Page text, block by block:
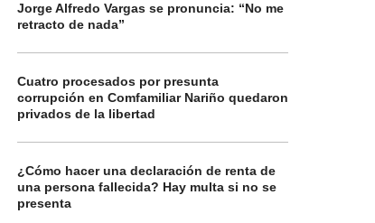
Jorge Alfredo Vargas se pronuncia: “No me
retracto de nada”
Cuatro procesados por presunta
corrupción en Comfamiliar Nariño quedaron
privados de la libertad
¿Cómo hacer una declaración de renta de
una persona fallecida? Hay multa si no se
presenta